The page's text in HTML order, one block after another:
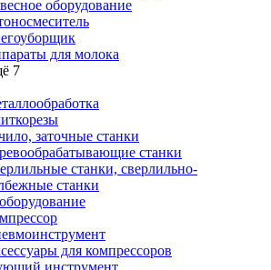
оборудование
для молока
7
заточные станки
станки
станки, сверлильно-
станки
для компрессоров
инструмент